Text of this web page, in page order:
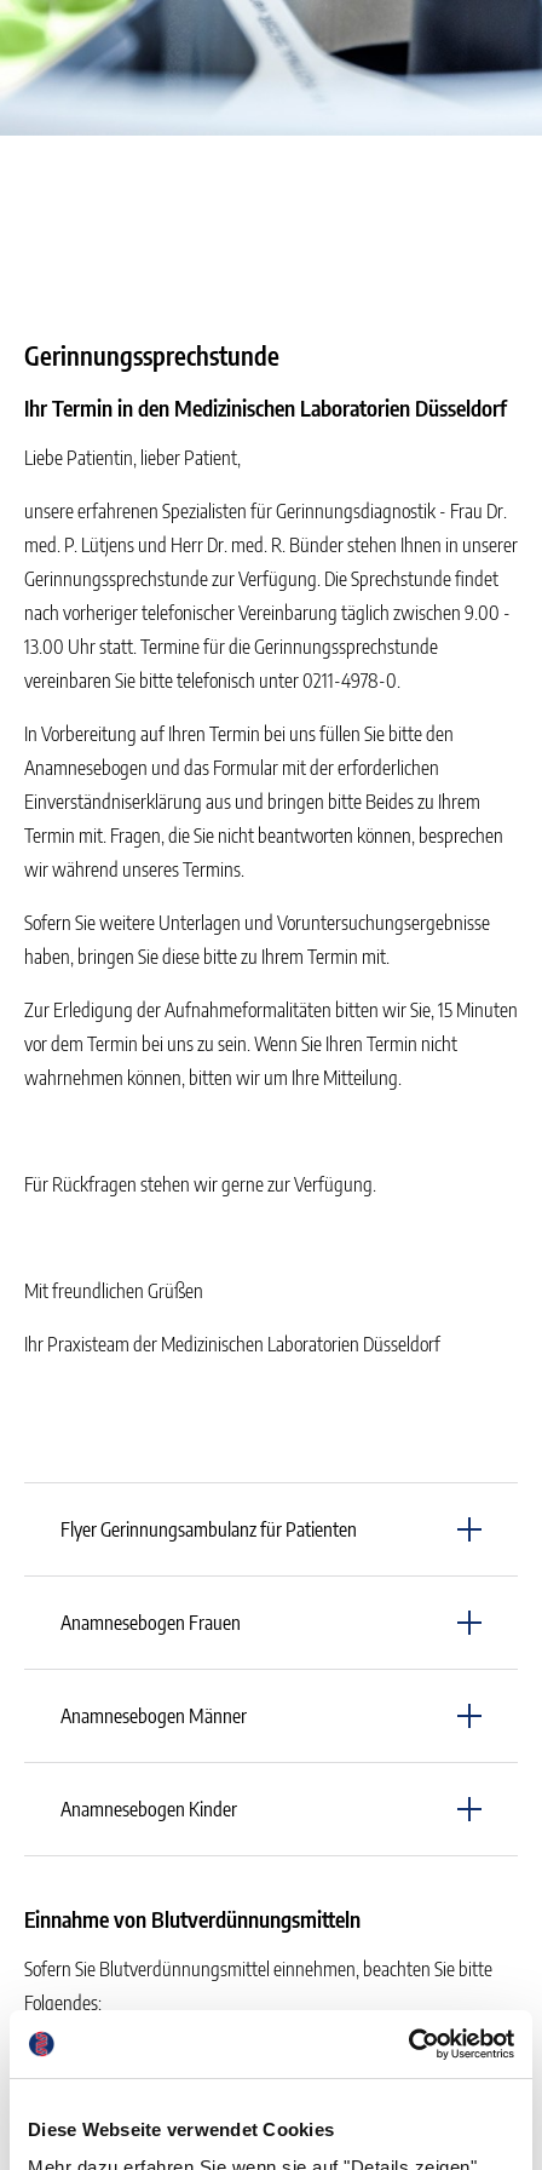
Diese Webseite verwendet Cookies
Gerinnungssprechstunde
Ihr Termin in den Medizinischen Laboratorien Düsseldorf
Liebe Patientin, lieber Patient,
unsere erfahrenen Spezialisten für Gerinnungsdiagnostik - Frau Dr.
med. P. Lütjens und Herr Dr. med. R. Bünder stehen Ihnen in unserer
Gerinnungssprechstunde zur Verfügung. Die Sprechstunde findet
nach vorheriger telefonischer Vereinbarung täglich zwischen 9.00 -
13.00 Uhr statt. Termine für die Gerinnungssprechstunde
vereinbaren Sie bitte telefonisch unter 0211-4978-0.
In Vorbereitung auf Ihren Termin bei uns füllen Sie bitte den
Anamnesebogen und das Formular mit der erforderlichen
Einverständniserklärung aus und bringen bitte Beides zu Ihrem
Termin mit. Fragen, die Sie nicht beantworten können, besprechen
wir während unseres Termins.
Sofern Sie weitere Unterlagen und Voruntersuchungsergebnisse
haben, bringen Sie diese bitte zu Ihrem Termin mit.
Zur Erledigung der Aufnahmeformalitäten bitten wir Sie, 15 Minuten
vor dem Termin bei uns zu sein. Wenn Sie Ihren Termin nicht
wahrnehmen können, bitten wir um Ihre Mitteilung.
Für Rückfragen stehen wir gerne zur Verfügung.
Mit freundlichen Grüßen
Ihr Praxisteam der Medizinischen Laboratorien Düsseldorf
Flyer Gerinnungsambulanz für Patienten
Anamnesebogen Frauen
Anamnesebogen Männer
Anamnesebogen Kinder
Einnahme von Blutverdünnungsmitteln
Sofern Sie Blutverdünnungsmittel einnehmen, beachten Sie bitte
Folgendes:
Marcumar: Bitte nehmen Sie Marcumar weiter ein.
Dosis nach Möglichkeit bitte nicht ein!